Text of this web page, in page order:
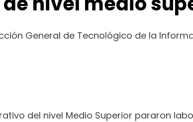
General de Tecnológico de la
del nivel Medio Superior pararon